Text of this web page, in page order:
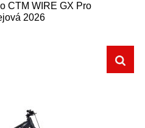
CTM WIRE GX Pro
2026